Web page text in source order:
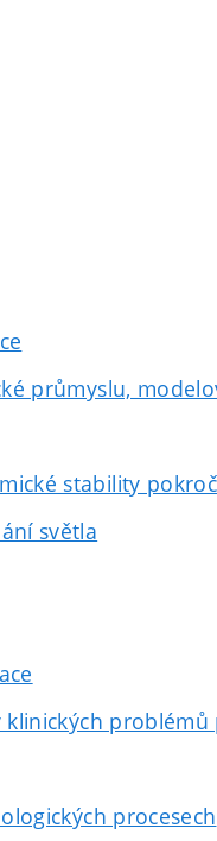
průmyslu,
stability
světla
problémů
procesech